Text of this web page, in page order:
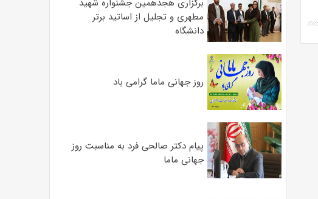
مطهری و تجلیل از اساتید برتر
دانشگاه
روز جهانی ماما گرامی باد
پیام دکتر صالحی فرد به مناسبت روز
جهانی ماما